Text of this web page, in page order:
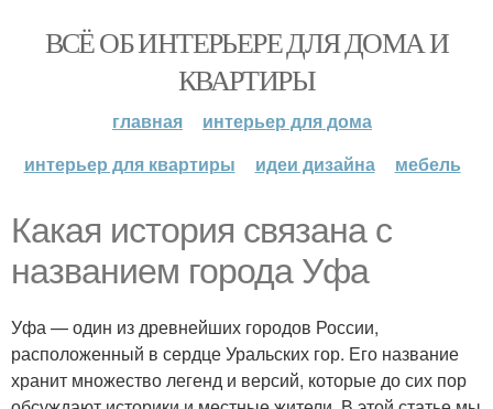
ВСЁ ОБ ИНТЕРЬЕРЕ ДЛЯ ДОМА И
КВАРТИРЫ
главная
интерьер для дома
интерьер для квартиры
идеи дизайна мебель
Какая история связана с
названием города Уфа
Уфа — один из древнейших городов России,
расположенный в сердце Уральских гор. Его название
хранит множество легенд и версий, которые до сих пор